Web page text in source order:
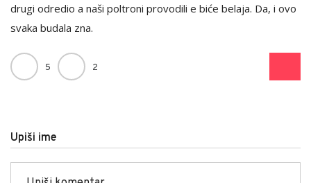
drugi odredio a naši poltroni provodili e biće belaja. Da, i ovo
svaka budala zna.
5 2
Upiši ime